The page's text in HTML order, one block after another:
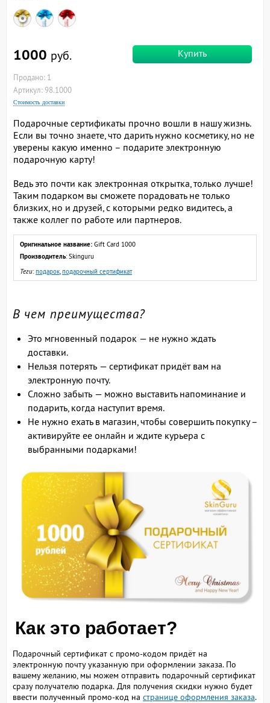
1000 руб. Купить
Продано: 1
Артикул: 98.1000
Стоимость доставки
Подарочные сертификаты прочно вошли в нашу жизнь.
Если вы точно знаете, что дарить нужно косметику, но не
уверены какую именно – подарите электронную
подарочную карту!
Ведь это почти как электронная открытка, только лучше!
Таким подарком вы сможете порадовать не только
близких, но и друзей, с которыми редко видитесь, а
также коллег по работе или партнеров.
Оригинальное название: Gift Card 1000
Производитель: Skinguru
Теги:подарок,подарочный сертификат
В чем преимущества?
Это мгновенный подарок — не нужно ждать
доставки.
Нельзя потерять — сертификат придёт вам на
электронную почту.
Сложно забыть — можно выставить напоминание и
подарить, когда наступит время.
Не нужно ехать в магазин, чтобы совершить покупку –
активируйте ее онлайн и ждите курьера с
выбранными подарками!
Как это работает?
Подарочный сертификат с промо-кодом придёт на
электронную почту указанную при оформлении заказа. По
вашему желанию, мы можем отправить подарочный сертификат
сразу получателю подарка. Для получения скидки нужно будет
ввести полученный промо-код на странице оформления заказа.